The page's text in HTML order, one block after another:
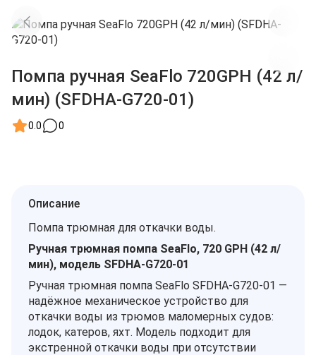
Помпа ручная SeaFlo 720GPH (42 л/
мин) (SFDHA-G720-01)
0.0 0
Описание
Помпа трюмная для откачки воды.
Ручная трюмная помпа SeaFlo, 720 GPH (42 л/
мин), модель SFDHA-G720-01
Ручная трюмная помпа SeaFlo SFDHA-G720-01 —
надёжное механическое устройство для
откачки воды из трюмов маломерных судов:
лодок, катеров, яхт. Модель подходит для
экстренной откачки воды при отсутствии